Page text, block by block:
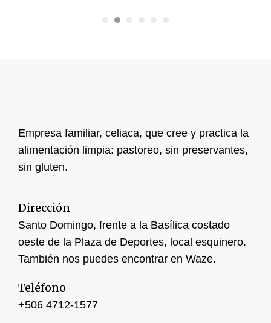
Empresa familiar, celiaca, que cree y practica la
alimentación limpia: pastoreo, sin preservantes,
sin gluten.
Dirección
Santo Domingo, frente a la Basílica costado
oeste de la Plaza de Deportes, local esquinero.
También nos puedes encontrar en Waze.
Teléfono
+506 4712-1577